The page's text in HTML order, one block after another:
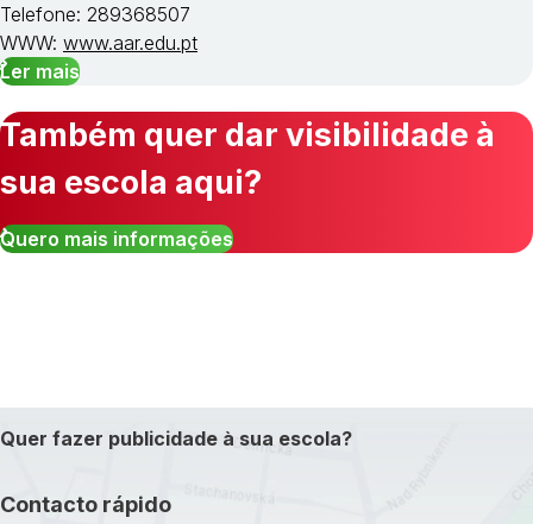
Telefone: 289368507
WWW: www.aar.edu.pt
Ler mais
Também quer dar visibilidade à
sua escola aqui?
Quero mais informações
Quer fazer publicidade à sua escola?
Contacto rápido